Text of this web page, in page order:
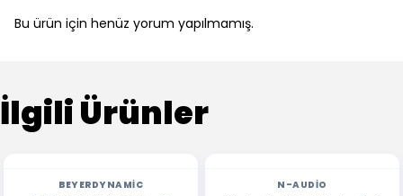
Bu ürün için henüz yorum yapılmamış.
İlgili Ürünler
BEYERDYNAMIC N-AUDIO